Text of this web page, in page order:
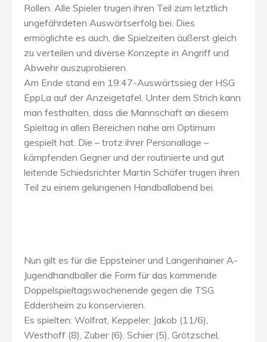
Rollen. Alle Spieler trugen ihren Teil zum letztlich
ungefährdeten Auswärtserfolg bei. Dies
ermöglichte es auch, die Spielzeiten äußerst gleich
zu verteilen und diverse Konzepte in Angriff und
Abwehr auszuprobieren.
Am Ende stand ein 19:47-Auswärtssieg der HSG
EppLa auf der Anzeigetafel. Unter dem Strich kann
man festhalten, dass die Mannschaft an diesem
Spieltag in allen Bereichen nahe am Optimum
gespielt hat. Die – trotz ihrer Personallage –
kämpfenden Gegner und der routinierte und gut
leitende Schiedsrichter Martin Schäfer trugen ihren
Teil zu einem gelungenen Handballabend bei.
Nun gilt es für die Eppsteiner und Langenhainer A-
Jugendhandballer die Form für das kommende
Doppelspieltagswochenende gegen die TSG
Eddersheim zu konservieren.
Es spielten: Wolfrat, Keppeler; Jakob (11/6),
Westhoff (8), Zuber (6), Schier (5), Grötzschel,